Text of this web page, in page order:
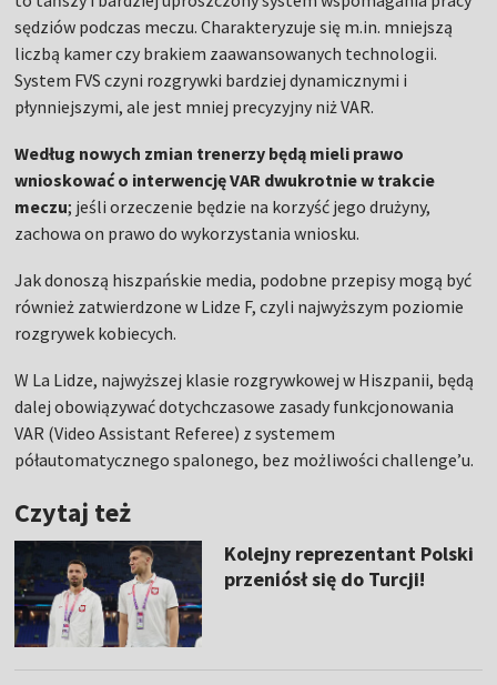
sędziów podczas meczu. Charakteryzuje się m.in. mniejszą
liczbą kamer czy brakiem zaawansowanych technologii.
System FVS czyni rozgrywki bardziej dynamicznymi i
płynniejszymi, ale jest mniej precyzyjny niż VAR.
Według nowych zmian trenerzy będą mieli prawo
wnioskować o interwencję VAR dwukrotnie w trakcie
meczu; jeśli orzeczenie będzie na korzyść jego drużyny,
zachowa on prawo do wykorzystania wniosku.
Jak donoszą hiszpańskie media, podobne przepisy mogą być
również zatwierdzone w Lidze F, czyli najwyższym poziomie
rozgrywek kobiecych.
W La Lidze, najwyższej klasie rozgrywkowej w Hiszpanii, będą
dalej obowiązywać dotychczasowe zasady funkcjonowania
VAR (Video Assistant Referee) z systemem
półautomatycznego spalonego, bez możliwości challenge’u.
Czytaj też
Kolejny reprezentant Polski
przeniósł się do Turcji!